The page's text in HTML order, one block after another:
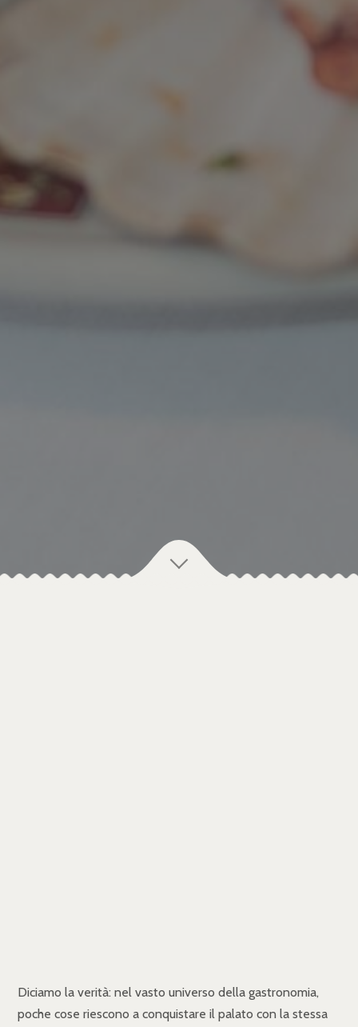
Diciamo la verità: nel vasto universo della gastronomia,
poche cose riescono a conquistare il palato con la stessa